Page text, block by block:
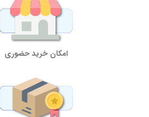
امکان خرید حضوری